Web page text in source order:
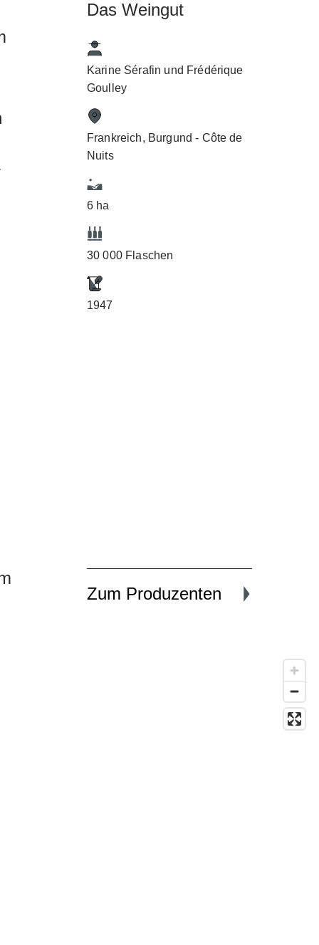
Das Weingut
Karine Sérafin und Frédérique
Goulley
Frankreich, Burgund - Côte de
Nuits
6 ha
30 000 Flaschen
1947
Zum Produzenten